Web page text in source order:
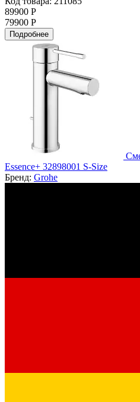
89900 Р
79900 Р
Подробнее
Essence+ 32898001 S-Size
Бренд: Grohe